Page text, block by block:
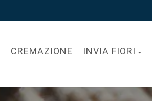
CREMAZIONE INVIA FIORI